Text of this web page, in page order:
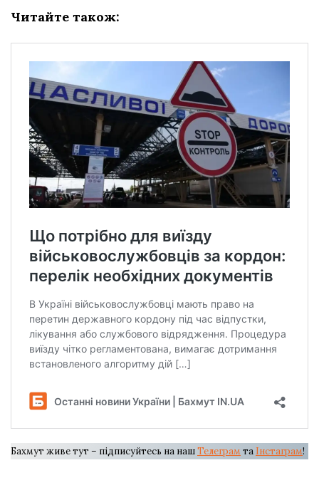
Читайте також:
Бахмут живе тут – підписуйтесь на нашТелеграм та Інстаграм!